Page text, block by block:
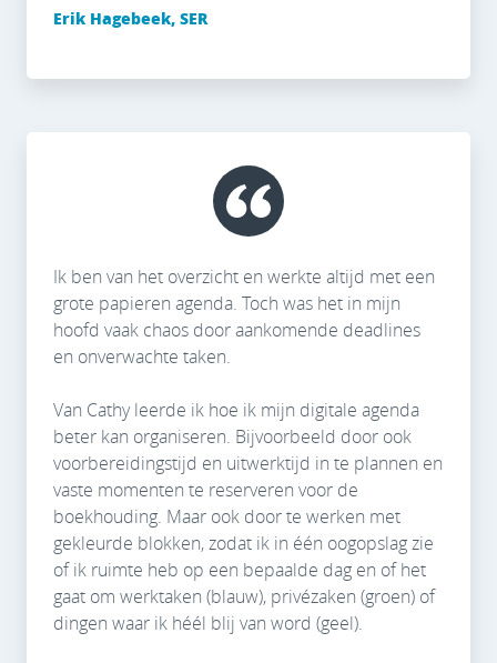
Erik Hagebeek, SER
Ik ben van het overzicht en werkte altijd met een
grote papieren agenda. Toch was het in mijn
hoofd vaak chaos door aankomende deadlines
en onverwachte taken.
Van Cathy leerde ik hoe ik mijn digitale agenda
beter kan organiseren. Bijvoorbeeld door ook
voorbereidingstijd en uitwerktijd in te plannen en
vaste momenten te reserveren voor de
boekhouding. Maar ook door te werken met
gekleurde blokken, zodat ik in één oogopslag zie
of ik ruimte heb op een bepaalde dag en of het
gaat om werktaken (blauw), privézaken (groen) of
dingen waar ik héél blij van word (geel).